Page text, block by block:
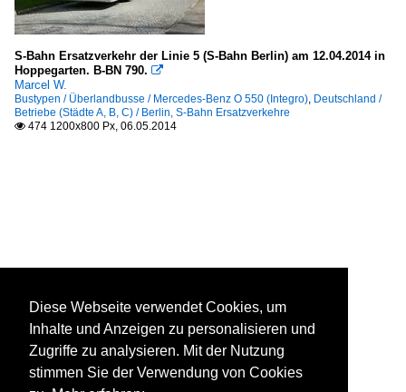
S-Bahn Ersatzverkehr der Linie 5 (S-Bahn Berlin) am 12.04.2014 in
Hoppegarten. B-BN 790. 
Marcel W.
Bustypen / Überlandbusse / Mercedes-Benz O 550 (Integro), Deutschland /
Betriebe (Städte A, B, C) / Berlin, S-Bahn Ersatzverkehre
 474 1200x800 Px, 06.05.2014
Diese Webseite verwendet Cookies, um
Inhalte und Anzeigen zu personalisieren und
Zugriffe zu analysieren. Mit der Nutzung
stimmen Sie der Verwendung von Cookies